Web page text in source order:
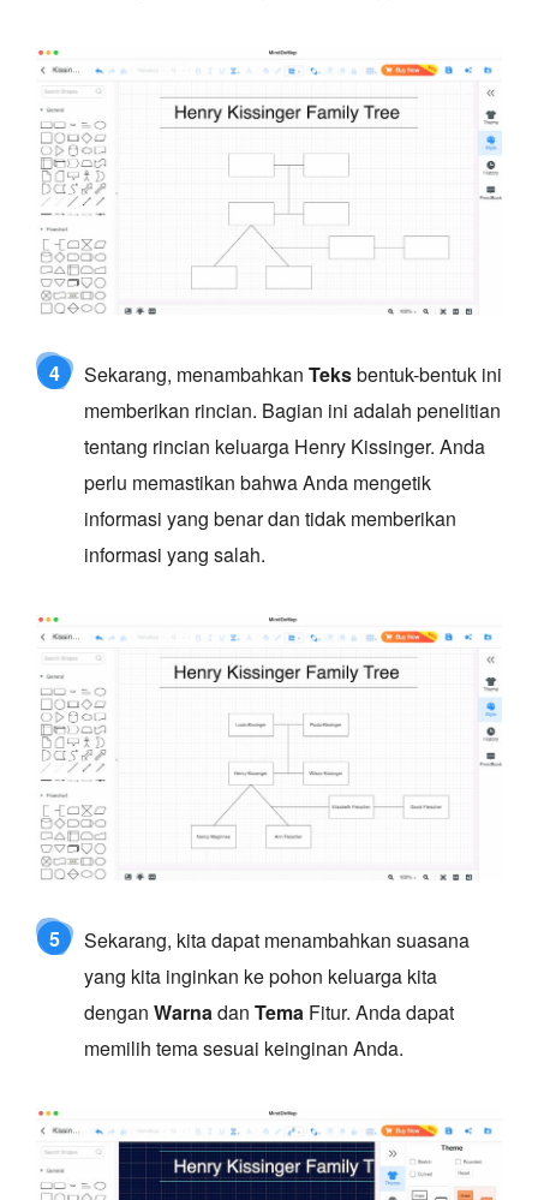
4 Sekarang, menambahkan Teksbentuk-bentuk ini
memberikan rincian. Bagian ini adalah penelitian
tentang rincian keluarga Henry Kissinger. Anda
perlu memastikan bahwa Anda mengetik
informasi yang benar dan tidak memberikan
informasi yang salah.
5
Sekarang, kita dapat menambahkan suasana
yang kita inginkan ke pohon keluarga kita
dengan Warnadan Tema Fitur. Anda dapat
memilih tema sesuai keinginan Anda.